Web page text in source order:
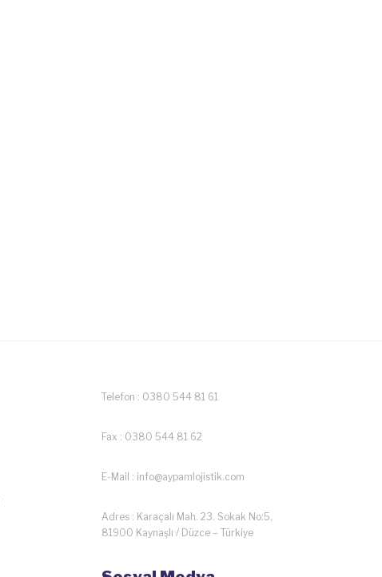
Telefon : 0380 544 81 61
Fax : 0380 544 81 62
E-Mail : info@aypamlojistik.com
Adres : Karaçalı Mah. 23. Sokak No:5,
81900 Kaynaşlı / Düzce – Türkiye